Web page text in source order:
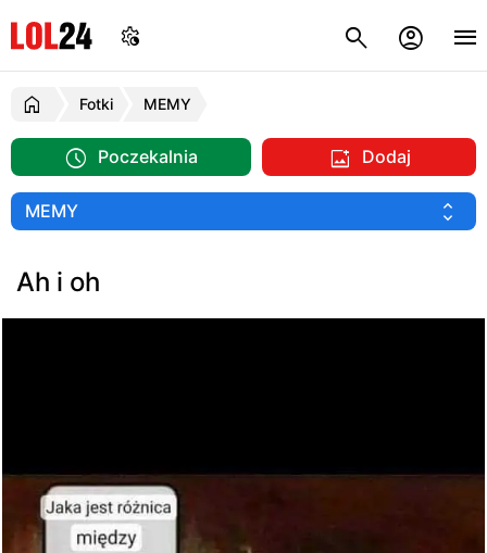
Fotki MEMY
Poczekalnia Dodaj
Ah i oh